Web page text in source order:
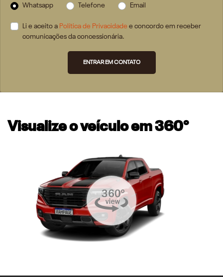
Whatsapp
Telefone Email
Li e aceito a Política de Privacidade e concordo em receber
comunicações da concessionária.
ENTRAR EM CONTATO
Visualize o veículo em 360°